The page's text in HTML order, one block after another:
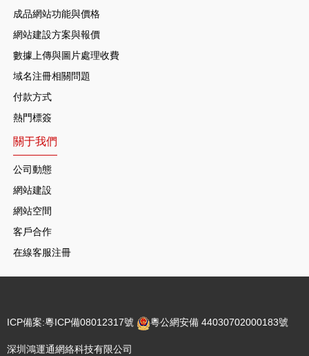
成品網站功能與價格
網站建設方案與報價
數據上傳與圖片處理收費
域名注冊相關問題
付款方式
熱門標簽
關于我們
公司動態
網站建設
網站空間
客戶合作
在線客服注冊
ICP備案:粵ICP備08012317號 粵公網安備 44030702000183號
深圳鴻運通網絡科技有限公司